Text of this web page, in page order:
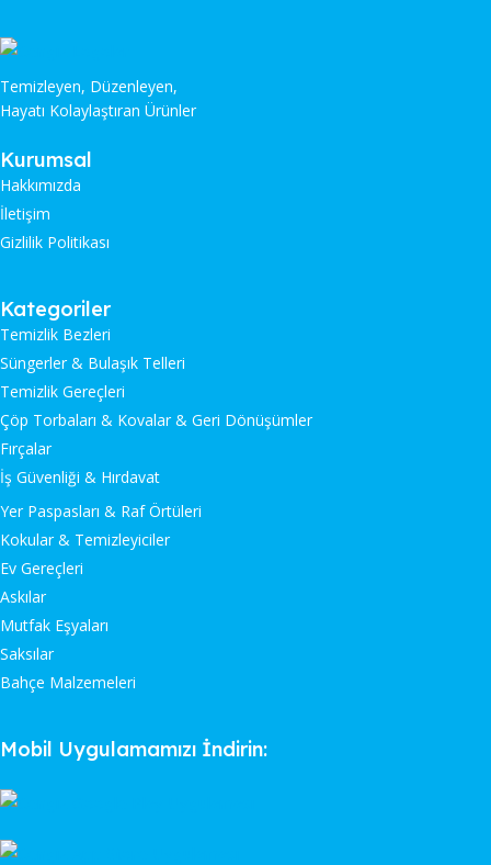
Temizleyen, Düzenleyen,
Hayatı Kolaylaştıran Ürünler
Kurumsal
Hakkımızda
İletişim
Gizlilik Politikası
Kategoriler
Temizlik Bezleri
Süngerler & Bulaşık Telleri
Temizlik Gereçleri
Çöp Torbaları & Kovalar & Geri Dönüşümler
Fırçalar
İş Güvenliği & Hırdavat
Yer Paspasları & Raf Örtüleri
Kokular & Temizleyiciler
Ev Gereçleri
Askılar
Mutfak Eşyaları
Saksılar
Bahçe Malzemeleri
Mobil Uygulamamızı İndirin: